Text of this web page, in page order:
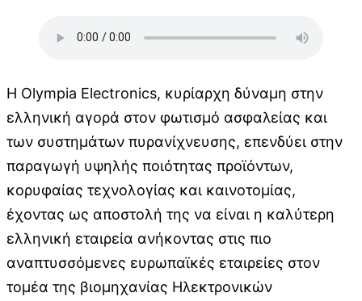
Η Olympia Electronics, κυρίαρχη δύναμη στην
ελληνική αγορά στον φωτισμό ασφαλείας και
των συστημάτων πυρανίχνευσης, επενδύει στην
παραγωγή υψηλής ποιότητας προϊόντων,
κορυφαίας τεχνολογίας και καινοτομίας,
έχοντας ως αποστολή της να είναι η καλύτερη
ελληνική εταιρεία ανήκοντας στις πιο
αναπτυσσόμενες ευρωπαϊκές εταιρείες στον
τομέα της βιομηχανίας Ηλεκτρονικών